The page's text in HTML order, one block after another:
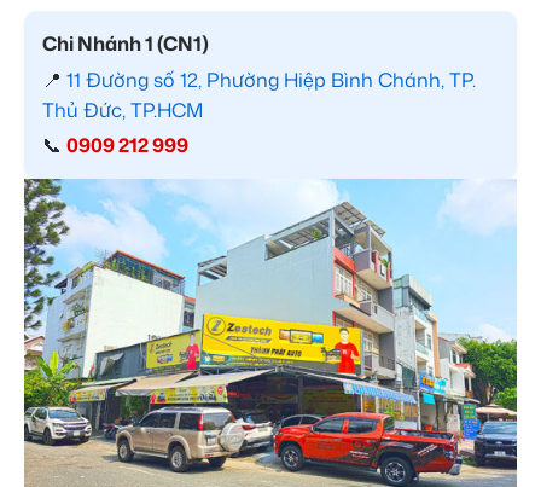
Chi Nhánh 1 (CN1)
📍 11 Đường số 12, Phường Hiệp Bình Chánh, TP.
Thủ Đức, TP.HCM
📞 0909 212 999